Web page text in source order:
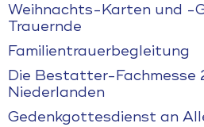
Weihnachts-Karten und -
Trauernde
Familientrauerbegleitung
Die Bestatter-Fachmesse
Niederlanden
Gedenkgottesdienst an